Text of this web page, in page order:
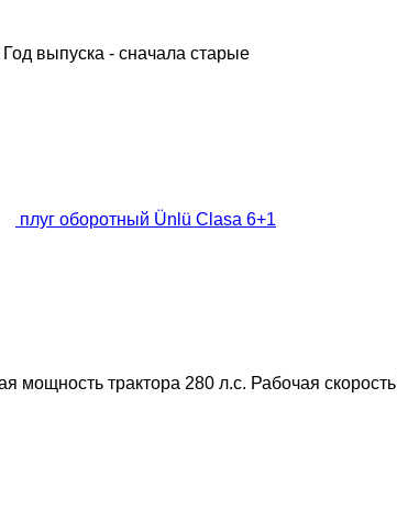
Год выпуска - сначала старые
плуг оборотный Ünlü Clasa 6+1
мощность трактора 280 л.с. Рабочая скорость